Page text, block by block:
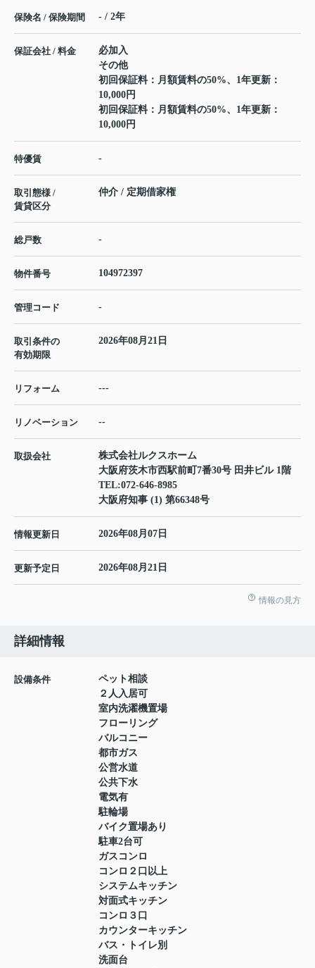
保険名 / 保険期間 - / 2年
保証会社 / 料金
必加入
その他
初回保証料：月額賃料の50%、1年更新：
10,000円
初回保証料：月額賃料の50%、1年更新：
10,000円
特優賃 -
取引態様 /
賃貸区分
仲介 / 定期借家権
総戸数 -
物件番号 104972397
管理コード -
取引条件の
有効期限
2026年08月21日
リフォーム ---
リノベーション --
取扱会社
株式会社ルクスホーム
大阪府茨木市西駅前町7番30号 田井ビル 1階
TEL:072-646-8985
大阪府知事 (1) 第66348号
情報更新日 2026年08月07日
更新予定日 2026年08月21日
情報の見方
詳細情報
設備条件
ペット相談
２人入居可
室内洗濯機置場
フローリング
バルコニー
都市ガス
公営水道
公共下水
電気有
駐輪場
バイク置場あり
駐車2台可
ガスコンロ
コンロ２口以上
システムキッチン
対面式キッチン
コンロ３口
カウンターキッチン
バス・トイレ別
洗面台